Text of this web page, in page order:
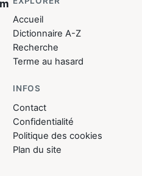
Accueil
Dictionnaire A-Z
Recherche
Terme au hasard
INFOS
Contact
Confidentialité
Politique des cookies
Plan du site